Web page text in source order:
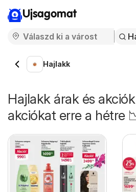
Ujsagomat
Hajlakk
Hajlakk árak és
akciókat erre a hétre